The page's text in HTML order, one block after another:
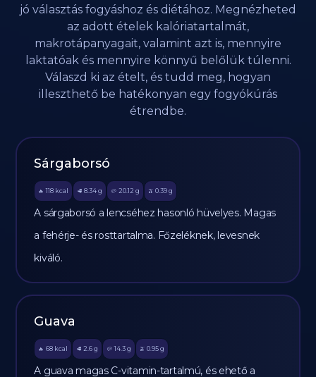
jó választás fogyáshoz és diétához. Megnézheted
az adott ételek kalóriatartalmát,
makrotápanyagait, valamint azt is, mennyire
laktatóak és mennyire könnyű belőlük túlenni.
Válaszd ki az ételt, és tudd meg, hogyan
illeszthető be hatékonyan egy fogyókúrás
étrendbe.
Sárgaborsó
🔥 118 kcal 🥩 8.34 g 🥔 20.12 g 🫒 0.39 g
A sárgaborsó a lencséhez hasonló hüvelyes. Magas
a fehérje- és rosttartalma. Főzeléknek, levesnek
kiváló.
Guava
🔥 68 kcal 🥩 2.6 g 🥔 14.3g 🫒 0.95 g
A guava magas C-vitamin-tartalmú, és ehető a